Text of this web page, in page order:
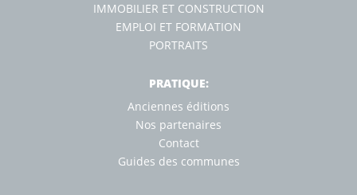
IMMOBILIER ET CONSTRUCTION
EMPLOI ET FORMATION
PORTRAITS
PRATIQUE:
Anciennes éditions
Nos partenaires
Contact
Guides des communes